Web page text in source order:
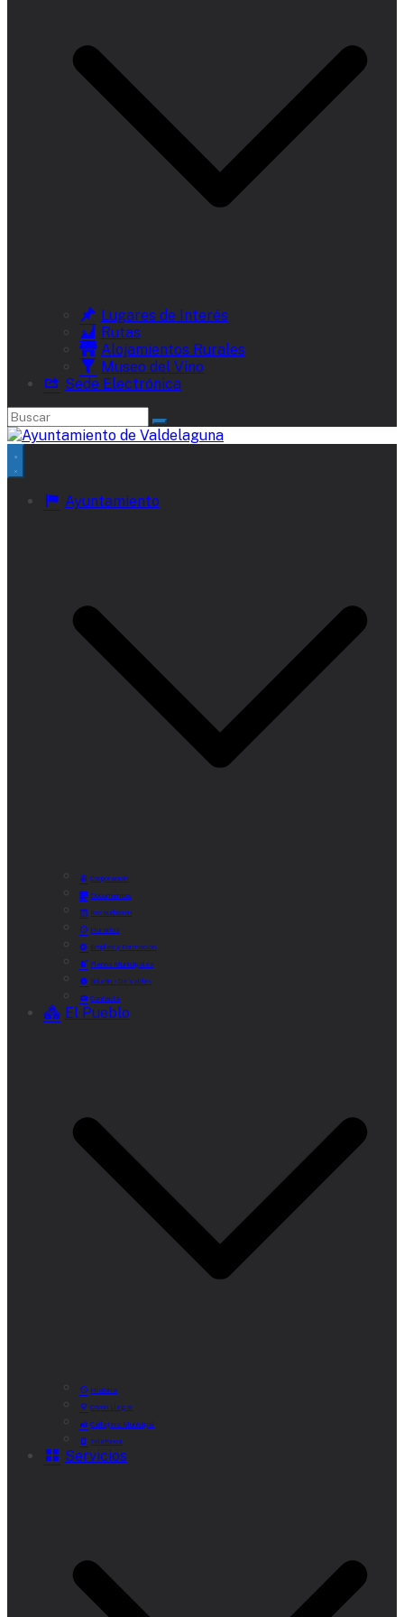
Lugares de Interés
Rutas
Alojamientos Rurales
Museo del Vino
Sede Electrónica
Ayuntamiento
Corporación
Documentos
Recaudación
Horarios
Empleo y Formación
Plenos Municipales
Boletín «De Valde»
Contacta
El Pueblo
Historia
Cómo Llegar
Callejero Municipal
Teléfonos
Servicios